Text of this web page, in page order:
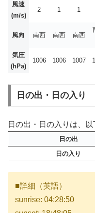
風速
(m/s)
2 1 1
風向 南西 南西 南西
気圧
(hPa)
1006 1006 1007
日の出・日の入り
日の出・日の入りは、以
日の出
日の入り
■詳細（英語）
sunrise: 04:28:50